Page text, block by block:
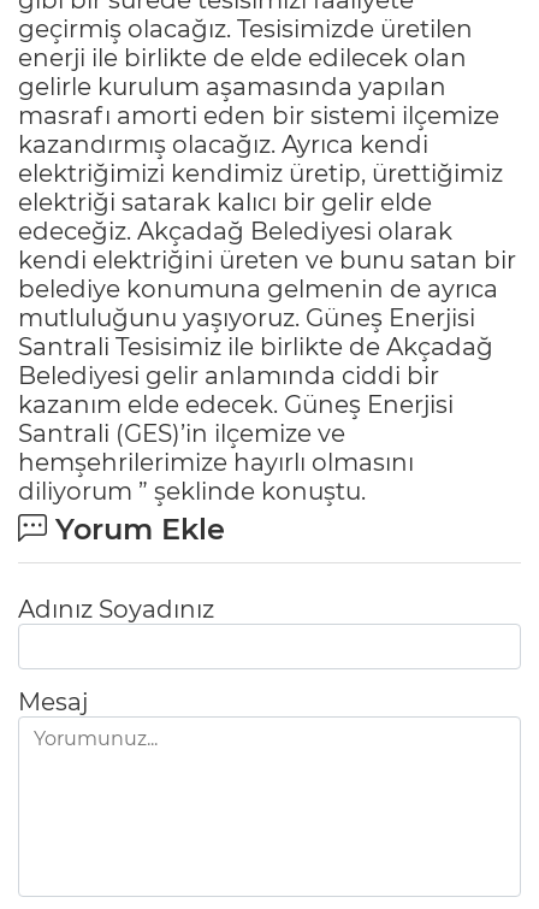
geçirmiş olacağız. Tesisimizde üretilen
enerji ile birlikte de elde edilecek olan
gelirle kurulum aşamasında yapılan
masrafı amorti eden bir sistemi ilçemize
kazandırmış olacağız. Ayrıca kendi
elektriğimizi kendimiz üretip, ürettiğimiz
elektriği satarak kalıcı bir gelir elde
edeceğiz. Akçadağ Belediyesi olarak
kendi elektriğini üreten ve bunu satan bir
belediye konumuna gelmenin de ayrıca
mutluluğunu yaşıyoruz. Güneş Enerjisi
Santrali Tesisimiz ile birlikte de Akçadağ
Belediyesi gelir anlamında ciddi bir
kazanım elde edecek. Güneş Enerjisi
Santrali (GES)’in ilçemize ve
hemşehrilerimize hayırlı olmasını
diliyorum ” şeklinde konuştu.
Yorum Ekle
Adınız Soyadınız
Mesaj